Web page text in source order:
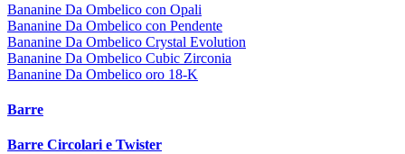
Bananine Da Ombelico con Opali
Bananine Da Ombelico con Pendente
Bananine Da Ombelico Crystal Evolution
Bananine Da Ombelico Cubic Zirconia
Bananine Da Ombelico oro 18-K
Barre
Barre Circolari e Twister